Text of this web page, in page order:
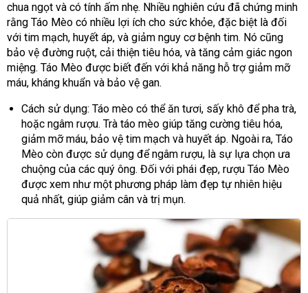
chua ngọt và có tính ấm nhẹ. Nhiều nghiên cứu đã chứng minh
rằng Táo Mèo có nhiều lợi ích cho sức khỏe, đặc biệt là đối
với tim mạch, huyết áp, và giảm nguy cơ bệnh tim. Nó cũng
bảo vệ đường ruột, cải thiện tiêu hóa, và tăng cảm giác ngon
miệng. Táo Mèo được biết đến với khả năng hỗ trợ giảm mỡ
máu, kháng khuẩn và bảo vệ gan.
Cách sử dụng: Táo mèo có thể ăn tươi, sấy khô để pha trà,
hoặc ngâm rượu. Trà táo mèo giúp tăng cường tiêu hóa,
giảm mỡ máu, bảo vệ tim mạch và huyết áp. Ngoài ra, Táo
Mèo còn được sử dụng để ngâm rượu, là sự lựa chọn ưa
chuộng của các quý ông. Đối với phái đẹp, rượu Táo Mèo
được xem như một phương pháp làm đẹp tự nhiên hiệu
quả nhất, giúp giảm cân và trị mụn.